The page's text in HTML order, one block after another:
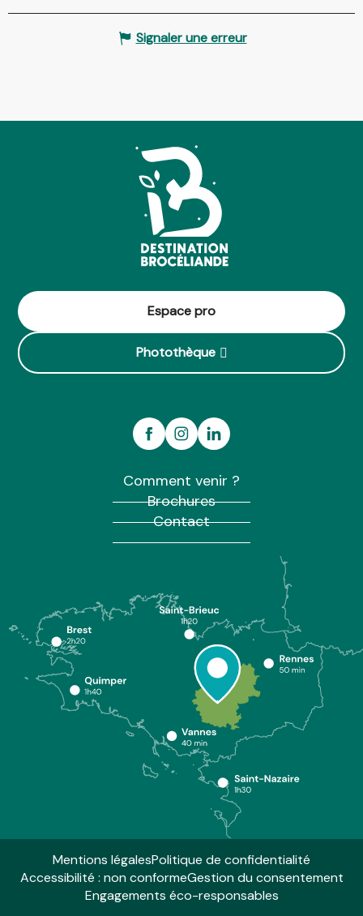
Signaler une erreur
Espace pro
Photothèque
Comment venir ?
Brochures
Contact
Mentions légalesPolitique de confidentialité
Accessibilité : non conformeGestion du consentement
Engagements éco-responsables